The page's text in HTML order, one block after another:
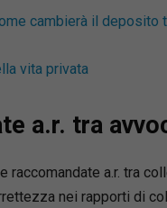
cambierà il
vita privata
a.r. tra
a.r. tra
nei rapporti di